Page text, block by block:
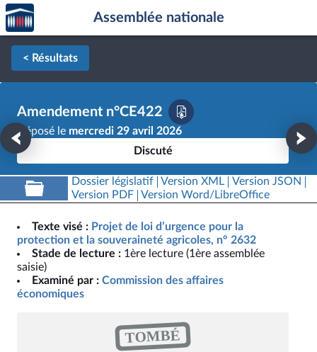
Aller au contenu
Aller en bas de la page
Accèder
à la
page
d'accueil
Assemblée nationale
< Résultats
Amendement n°CE422
Déposé le mercredi 29 avril 2026
Discuté
Dossier législatif Version XML
Version JSON
Version PDF
Version Word/LibreOffice
Texte visé : Projet de loi d’urgence pour la
protection et la souveraineté agricoles, n° 2632
Stade de lecture : 1ère lecture (1ère assemblée
saisie)
Examiné par : Commission des affaires
économiques
TOMBÉ